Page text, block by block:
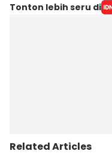
Tonton lebih seru di
Related Articles